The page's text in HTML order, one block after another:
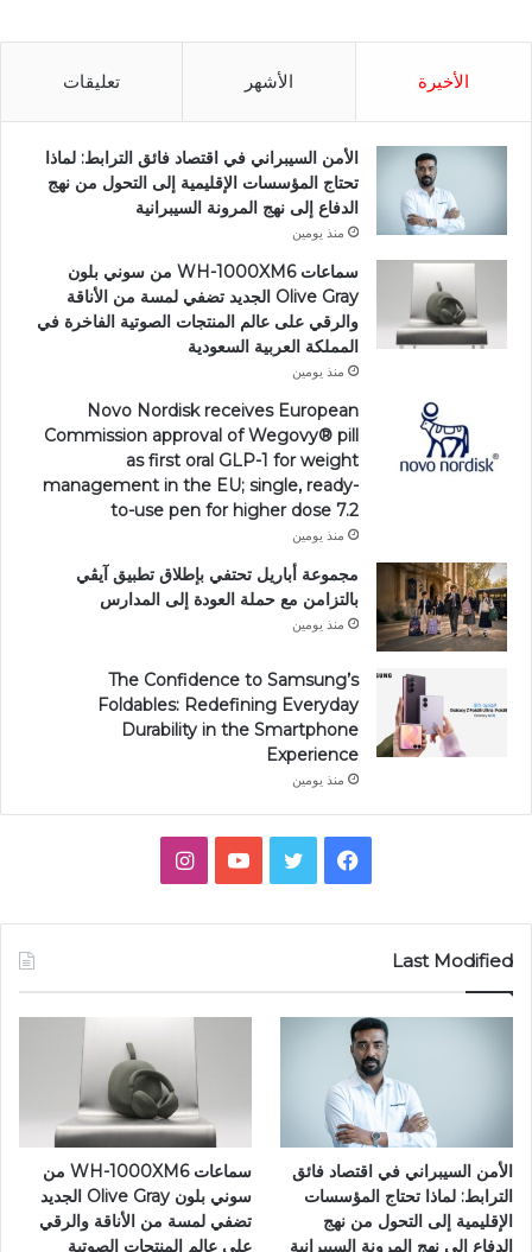
الأخيرة الأشهر تعليقات
الأمن السيبراني في اقتصاد فائق الترابط: لماذا
تحتاج المؤسسات الإقليمية إلى التحول من نهج
الدفاع إلى نهج المرونة السيبرانية
منذ يومين
سماعات WH-1000XM6 من سوني بلون
Olive Gray الجديد تضفي لمسة من الأناقة
والرقي على عالم المنتجات الصوتية الفاخرة في
المملكة العربية السعودية
منذ يومين
Novo Nordisk receives European
Commission approval of Wegovy®️ pill
as first oral GLP-1 for weight
management in the EU; single, ready-
to-use pen for higher dose 7.2
منذ يومين
مجموعة أباريل تحتفي بإطلاق تطبيق آيڤي
بالتزامن مع حملة العودة إلى المدارس
منذ يومين
The Confidence to Samsung’s
Foldables: Redefining Everyday
Durability in the Smartphone
Experience
منذ يومين
فيسبوك تويتر يوتيوبانستقرام
Last Modified
الأمن السيبراني في اقتصاد فائق
الترابط: لماذا تحتاج المؤسسات
الإقليمية إلى التحول من نهج
الدفاع إلى نهج المرونة السيبرانية
سماعات WH-1000XM6 من
سوني بلون Olive Gray الجديد
تضفي لمسة من الأناقة والرقي
على عالم المنتجات الصوتية